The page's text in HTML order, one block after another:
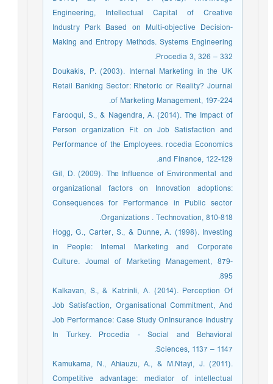
Engineering, Intellectual Capital of Creative
Industry Park Based on Multi-objective Decision-
Making and Entropy Methods. Systems Engineering
Procedia 3, 326 – 332.
Doukakis, P. (2003). Internal Marketing in the UK
Retail Banking Sector: Rhetoric or Reality? Journal
of Marketing Management, 197-224.
Farooqui, S., & Nagendra, A. (2014). The Impact of
Person organization Fit on Job Satisfaction and
Performance of the Employees. rocedia Economics
and Finance, 122-129.
Gil, D. (2009). The Influence of Environmental and
organizational factors on Innovation adoptions:
Consequences for Performance in Public sector
Organizations . Technovation, 810-818.
Hogg, G., Carter, S., & Dunne, A. (1998). Investing
in People: Intemal Marketing and Corporate
Culture. Joumal of Marketing Management, 879-
895.
Kalkavan, S., & Katrinli, A. (2014). Perception Of
Job Satisfaction, Organisational Commitment, And
Job Performance: Case Study OnInsurance Industry
In Turkey. Procedia - Social and Behavioral
Sciences, 1137 – 1147.
Kamukama, N., Ahiauzu, A., & M.Ntayi, J. (2011).
Competitive advantage: mediator of intellectual